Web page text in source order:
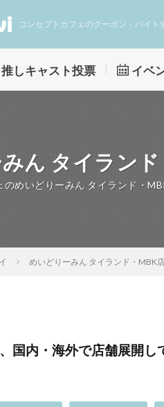
コンセプトカフェのクーポン・バイト
推しキャスト投票 イベ
ん タイラン
めいどりーみん タイランド・
めいどりーみん タイランド・MBK
国内・海外で店舗展開